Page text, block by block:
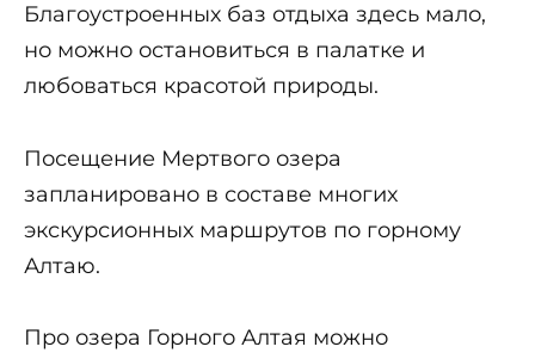
Благоустроенных баз отдыха здесь мало,
но можно остановиться в палатке и
любоваться красотой природы.
Посещение Мертвого озера
запланировано в составе многих
экскурсионных маршрутов по горному
Алтаю.
Про озера Горного Алтая можно